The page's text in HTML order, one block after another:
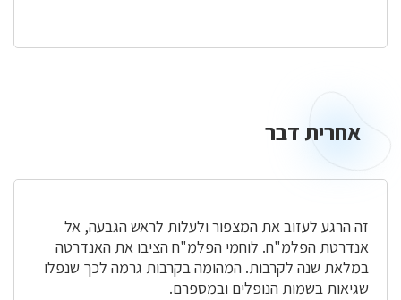
אחריתאחרית דבר
זה הרגע לעזוב את המצפור ולעלות לראש הגבעה, אל
אנדרטת הפלמ"ח. לוחמי הפלמ"ח הציבו את האנדרטה
במלאת שנה לקרבות. המהומה בקרבות גרמה לכך שנפלו
שגיאות בשמות הנופלים ובמספרם.